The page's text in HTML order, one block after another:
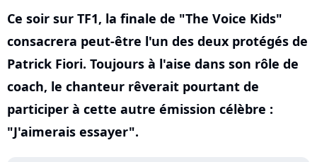
Ce soir sur TF1, la finale de "The Voice Kids"
consacrera peut-être l'un des deux protégés de
Patrick Fiori. Toujours à l'aise dans son rôle de
coach, le chanteur rêverait pourtant de
participer à cette autre émission célèbre :
"J'aimerais essayer".